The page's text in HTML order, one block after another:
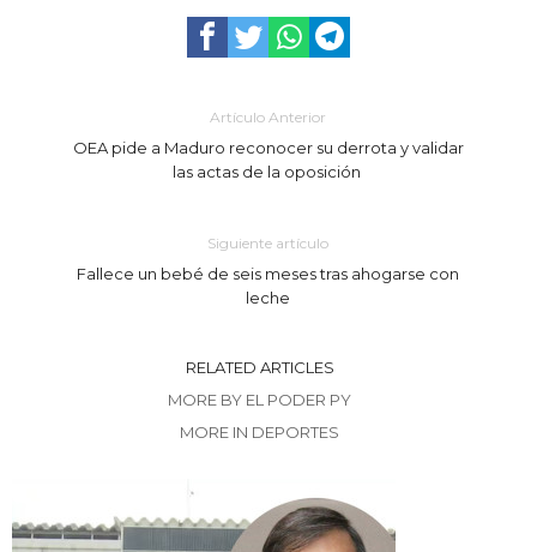
Artículo Anterior
OEA pide a Maduro reconocer su derrota y validar
las actas de la oposición
Siguiente artículo
Fallece un bebé de seis meses tras ahogarse con
leche
RELATED ARTICLES
MORE BY EL PODER PY
MORE IN DEPORTES